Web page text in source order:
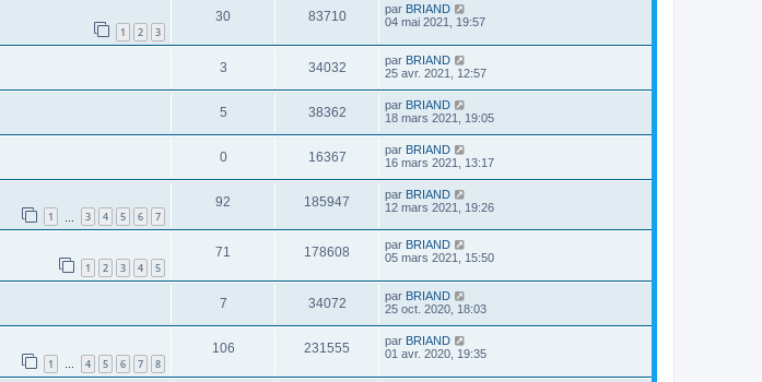
1 2 3
30 83710 par BRIAND
04 mai 2021, 19:57
3 34032 par BRIAND
25 avr. 2021, 12:57
5 38362 par BRIAND
18 mars 2021, 19:05
0 16367 par BRIAND
16 mars 2021, 13:17
1 3 4 5 6 7
92 185947 par BRIAND
12 mars 2021, 19:26
1 2 3 4 5
71 178608 par BRIAND
05 mars 2021, 15:50
7 34072 par BRIAND
25 oct. 2020, 18:03
1 … 4 5 6 7 8
106 231555 par BRIAND
01 avr. 2020, 19:35